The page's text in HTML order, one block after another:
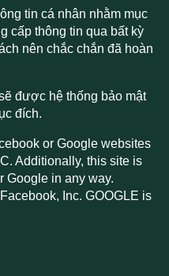
tin cá nhân nhằm mục
cấp thông tin qua bất kỳ
nên chắc chắn đã hoàn
được hệ thống bảo mật
đích.
or Google websites
Additionally, this site is
Google in any way.
Inc. GOOGLE is